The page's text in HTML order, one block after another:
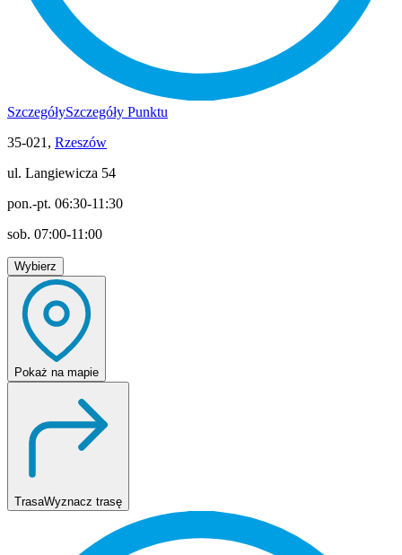
SzczegółySzczegóły Punktu
35-021, Rzeszów
ul. Langiewicza 54
pon.-pt. 06:30-11:30
sob. 07:00-11:00
Wybierz
Pokaż na mapie
TrasaWyznacz trasę